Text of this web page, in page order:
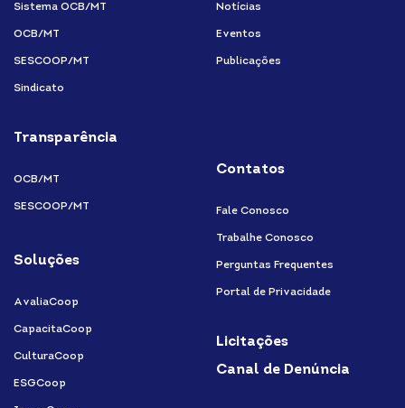
Sistema OCB/MT
OCB/MT
SESCOOP/MT
Sindicato
Transparência
OCB/MT
SESCOOP/MT
Soluções
AvaliaCoop
CapacitaCoop
CulturaCoop
ESGCoop
Notícias
Eventos
Publicações
Contatos
Fale Conosco
Trabalhe Conosco
Perguntas Frequentes
Portal de Privacidade
Licitações
Canal de Denúncia